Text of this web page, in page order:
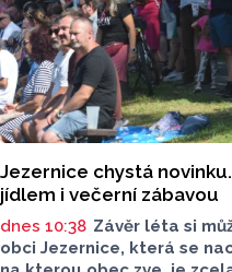
Jezernice chystá
jídlem i večerní zábavou
dnes 10:38 Závěr léta si
obci Jezernice, která se